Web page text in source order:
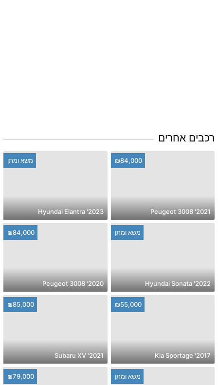
רכבים אחרים
₪84,000
2021' Peugeot 3008
משא ומתן
2023' Hyundai Elantra
משא ומתן
2022' Hyundai Sonata
₪84,000
2020' Peugeot 3008
₪55,000
2017' Kia Sportage
₪85,000
2021' Subaru XV
משא ומתן ₪79,000